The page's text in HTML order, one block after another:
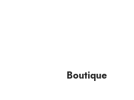
Boutique